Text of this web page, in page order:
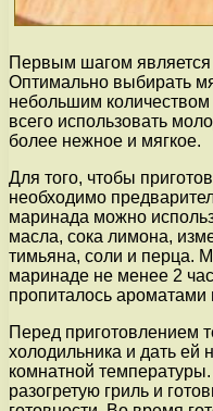
Первым шагом является
Оптимально выбирать
небольшим
всего использовать
более нежное и мягкое.
Для того, чтобы
необходимо
маринада можно
масла, сока лимона,
тимьяна, соли и перца.
маринаде не менее 2
пропиталось
Перед приготовлением
холодильника и дать ей
комнатной
разогретую гриль и